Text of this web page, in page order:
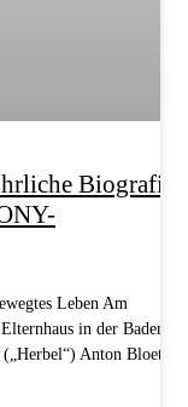
Biografie
Leben Am
in der Baden-
Anton Bloeth